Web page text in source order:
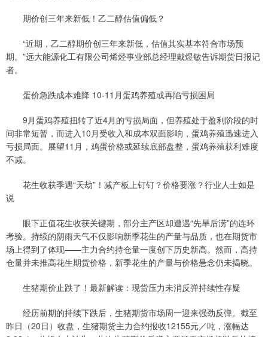
期价创三年来新低！乙二醇估值偏低？
“近期，乙二醇期价创三年来新低，估值其实基本符合市场预
期。”远大能源化工有限公司烯烃事业部总经理戴煜敏告诉期货日报记
者。
蛋价急跌成本难降 10-11月蛋鸡养殖或再陷亏损困局
9月蛋鸡养殖扭转了近4月的亏损局面，但养殖处于盈利阶段的时
间非常短暂，而进入10月受收入和成本双面影响，蛋鸡养殖迅速进入
亏损局面。展望11月，鸡蛋价格或延续底部盘整，蛋鸡养殖获利难度
不减。
花生收获季遇“天劫”！减产板上钉钉？价格要涨？行业人士如是
说
眼下正值花生收获关键期，部分主产区却遭遇“先旱后涝”的连环
考验。持续的阴雨天气不仅影响新季花生的产量与品质，也在期货市
场上得到了体现——主力合约持仓量一度创下历史新高。然而，高持
仓量并未推高花生期货价格，新季花生的产量与价格悬念仍未揭晓。
生猪期价止跌了！最新解读：现货压力未消反弹持续性存疑
经历前期的持续下跌后，生猪期货市场周一迎来强劲反弹。截至
昨日（20日）收盘，生猪期货主力合约报收12155元／吨，涨幅达